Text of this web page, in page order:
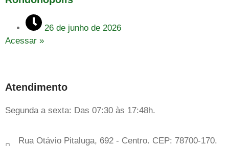
26 de junho de 2026
Acessar »
Atendimento
Segunda a sexta: Das 07:30 às 17:48h.
Rua Otávio Pitaluga, 692 - Centro. CEP: 78700-170.